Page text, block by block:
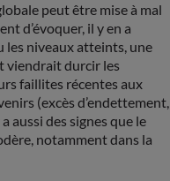
peut être mise à mal
d’évoquer, il y en a
les niveaux atteints, une
viendrait durcir les
faillites récentes aux
(excès d’endettement,
aussi des signes que le
notamment dans la